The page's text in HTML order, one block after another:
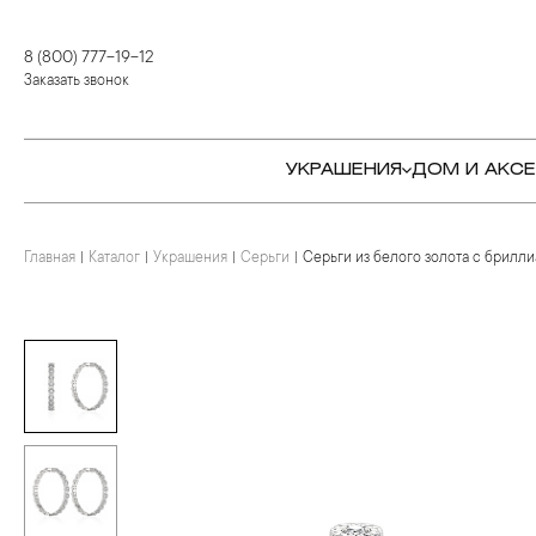
8 (800) 777-19-12
Заказать звонок
УКРАШЕНИЯ
КОЛЬЦА
БРОШИ
ЦЕПИ
ДОМ И
СТОЛОВЫЕ ПРИБОРЫ
ДЛЯ КОФЕ
ДЕТЯМ
КОЛЬЦА
КОЛЬЕ И ПОДВЕСКИ
КАМНЕРЕЗНОЕ
Главная Каталог Украшения Серьги Серьги из белого золота с